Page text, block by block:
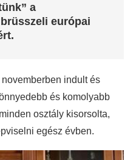
a
európai
indult és
és komolyabb
osztály kisorsolta,
egész évben.